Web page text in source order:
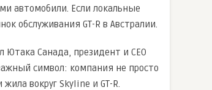
автомобили. Если локальные
обслуживания GT-R в Австралии.
Ютака Санада, президент и CEO
символ: компания не просто
вокруг Skyline и GT-R.